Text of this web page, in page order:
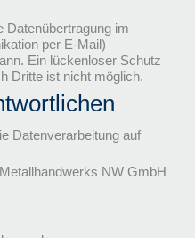
Datenübertragung im
per E-Mail)
Ein lückenloser Schutz
Dritte ist nicht möglich.
Datenverarbeitung auf
NW GmbH